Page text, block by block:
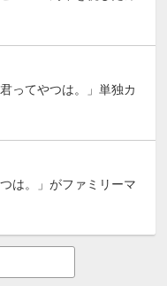
ってやつは。」単独カ
は。」がファミリーマ